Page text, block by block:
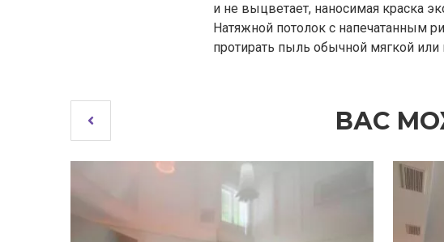
и не выцветает, наносимая краска
Натяжной потолок с напечатанным
протирать пыль обычной мягкой
ВАС